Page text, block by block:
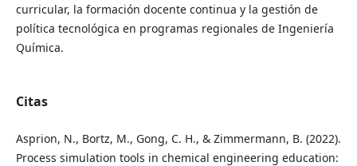
curricular, la formación docente continua y la gestión de
política tecnológica en programas regionales de Ingeniería
Química.
Citas
Asprion, N., Bortz, M., Gong, C. H., & Zimmermann, B. (2022).
Process simulation tools in chemical engineering education: